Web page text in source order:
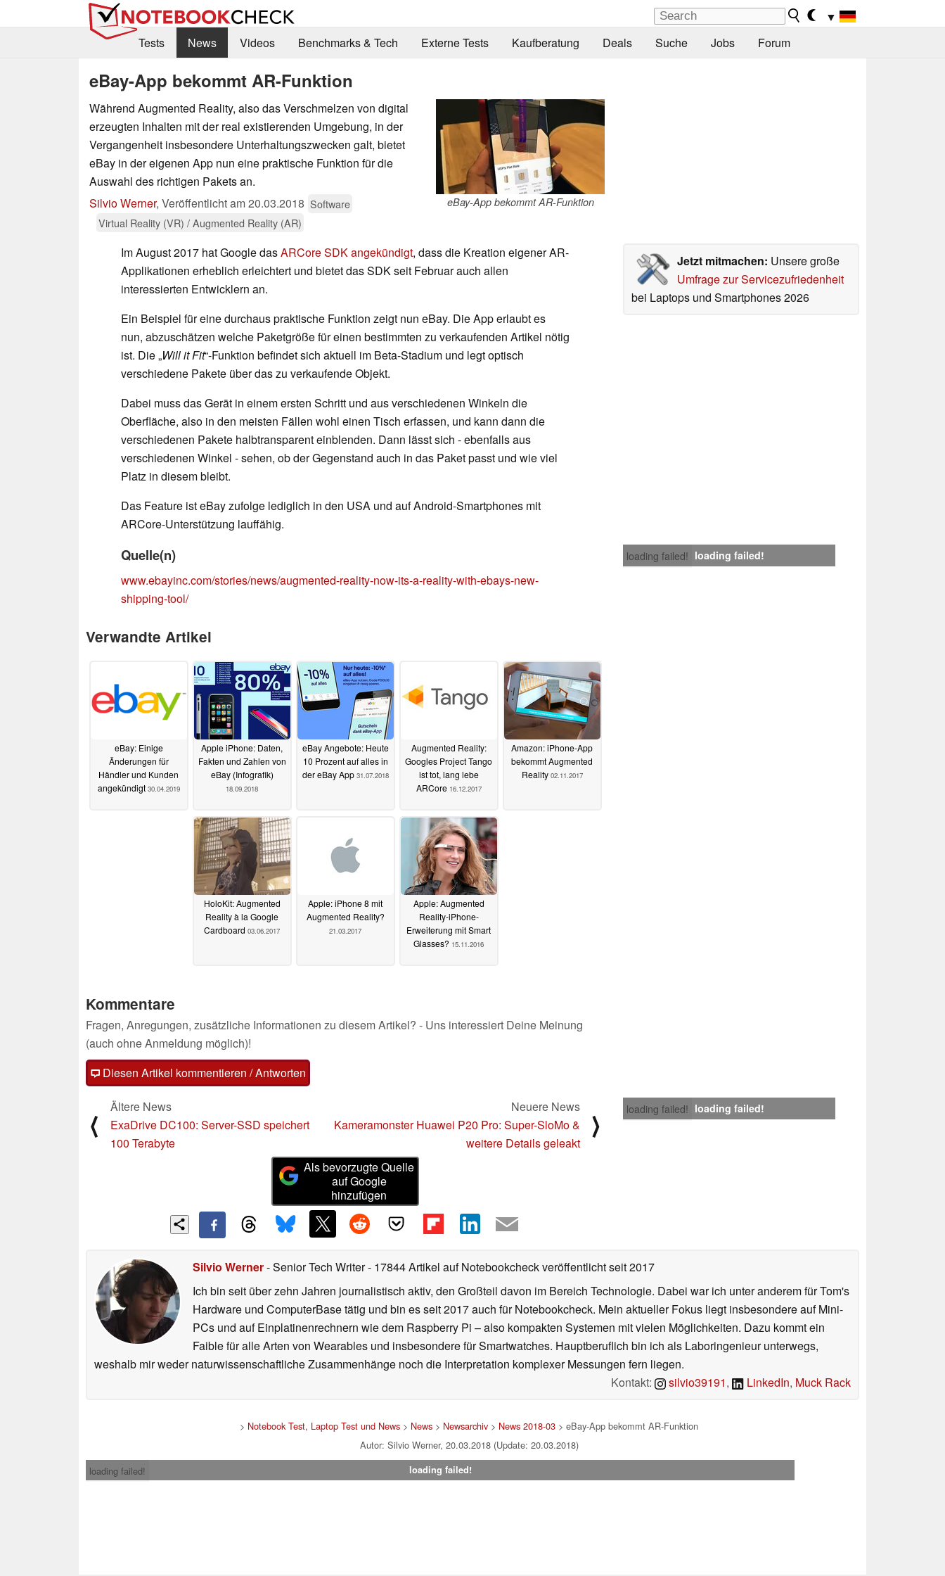
▼
Tests
News Videos Benchmarks & Tech Externe Tests Kaufberatung Deals Suche Jobs Forum
eBay-App bekommt AR-Funktion
eBay-App bekommt AR-Funktion
Während Augmented Reality, also das Verschmelzen von digital
erzeugten Inhalten mit der real existierenden Umgebung, in der
Vergangenheit insbesondere Unterhaltungszwecken galt, bietet
eBay in der eigenen App nun eine praktische Funktion für die
Auswahl des richtigen Pakets an.
Silvio Werner, Veröffentlicht am20.03.2018 Software
Virtual Reality (VR) / Augmented Reality (AR)
Jetzt mitmachen: Unsere große
Umfrage zur Servicezufriedenheit
bei Laptops und Smartphones 2026
Im August 2017 hat Google dasARCore SDK angekündigt, dass die Kreation eigener AR-
Applikationen erheblich erleichtert und bietet das SDK seit Februar auch allen
interessierten Entwicklern an.
Ein Beispiel für eine durchaus praktische Funktion zeigt nun eBay. Die App erlaubt es
nun, abzuschätzen welche Paketgröße für einen bestimmten zu verkaufenden Artikel nötig
ist. Die „Will it Fit“-Funktion befindet sich aktuell im Beta-Stadium und legt optisch
verschiedene Pakete über das zu verkaufende Objekt.
Dabei muss das Gerät in einem ersten Schritt und aus verschiedenen Winkeln die
Oberfläche, also in den meisten Fällen wohl einen Tisch erfassen, und kann dann die
verschiedenen Pakete halbtransparent einblenden. Dann lässt sich - ebenfalls aus
verschiedenen Winkel - sehen, ob der Gegenstand auch in das Paket passt und wie viel
Platz in diesem bleibt.
Das Feature ist eBay zufolge lediglich in den USA und auf Android-Smartphones mit
ARCore-Unterstützung lauffähig.
loading failed! loading failed!
Quelle(n)
www.ebayinc.com/stories/news/augmented-reality-now-its-a-reality-with-ebays-new-
shipping-tool/
Verwandte Artikel
eBay: Einige
Änderungen für
Händler und Kunden
angekündigt 30.04.2019
Apple iPhone: Daten,
Fakten und Zahlen von
eBay (Infografik)
18.09.2018
eBay Angebote: Heute
10 Prozent auf alles in
der eBay App 31.07.2018
Augmented Reality:
Googles Project Tango
ist tot, lang lebe
ARCore 16.12.2017
Amazon: iPhone-App
bekommt Augmented
Reality 02.11.2017
HoloKit: Augmented
Reality à la Google
Cardboard 03.06.2017
Apple: iPhone 8 mit
Augmented Reality?
21.03.2017
Apple: Augmented
Reality-iPhone-
Erweiterung mit Smart
Glasses? 15.11.2016
Kommentare
Fragen, Anregungen, zusätzliche Informationen zu diesem Artikel? - Uns interessiert Deine Meinung
(auch ohne Anmeldung möglich)!
Diesen Artikel kommentieren / Antworten
loading failed! loading failed!
⟨
Ältere News
ExaDrive DC100: Server-SSD speichert
100 Terabyte
Neuere News
Kameramonster Huawei P20 Pro: Super-SloMo &
weitere Details geleakt
⟩
Als bevorzugte Quelle
auf Google
hinzufügen
Silvio Werner- Senior Tech Writer- 17844 Artikel auf Notebookcheck veröffentlichtseit 2017
Ich bin seit über zehn Jahren journalistisch aktiv, den Großteil davon im Bereich Technologie. Dabei war ich unter anderem für Tom's
Hardware und ComputerBase tätig und bin es seit 2017 auch für Notebookcheck. Mein aktueller Fokus liegt insbesondere auf Mini-
PCs und auf Einplatinenrechnern wie dem Raspberry Pi – also kompakten Systemen mit vielen Möglichkeiten. Dazu kommt ein
Faible für alle Arten von Wearables und insbesondere für Smartwatches. Hauptberuflich bin ich als Laboringenieur unterwegs,
weshalb mir weder naturwissenschaftliche Zusammenhänge noch die Interpretation komplexer Messungen fern liegen.
Kontakt:
silvio39191, LinkedIn, Muck Rack
> Notebook Test, Laptop Test und News > News > Newsarchiv > News 2018-03 > eBay-App bekommt AR-Funktion
Autor: Silvio Werner, 20.03.2018 (Update: 20.03.2018)
loading failed!
loading failed!